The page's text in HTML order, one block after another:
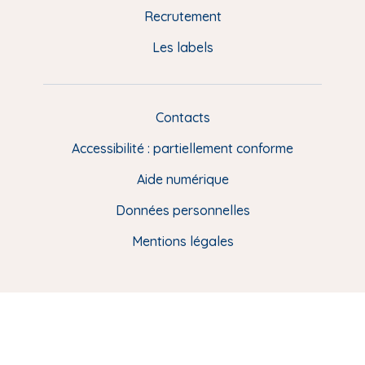
e
Recrutement
Les labels
L
e
n
u
t
Contacts
Accessibilité : partiellement conforme
Aide numérique
Données personnelles
Mentions légales